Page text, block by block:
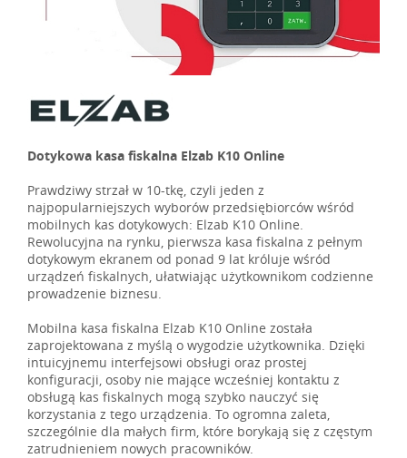
Dotykowa kasa fiskalna Elzab K10 Online
Prawdziwy strzał w 10-tkę, czyli jeden z
najpopularniejszych wyborów przedsiębiorców wśród
mobilnych kas dotykowych: Elzab K10 Online.
Rewolucyjna na rynku, pierwsza kasa fiskalna z pełnym
dotykowym ekranem od ponad 9 lat króluje wśród
urządzeń fiskalnych, ułatwiając użytkownikom codzienne
prowadzenie biznesu.
Mobilna kasa fiskalna Elzab K10 Online została
zaprojektowana z myślą o wygodzie użytkownika. Dzięki
intuicyjnemu interfejsowi obsługi oraz prostej
konfiguracji, osoby nie mające wcześniej kontaktu z
obsługą kas fiskalnych mogą szybko nauczyć się
korzystania z tego urządzenia. To ogromna zaleta,
szczególnie dla małych firm, które borykają się z częstym
zatrudnieniem nowych pracowników.